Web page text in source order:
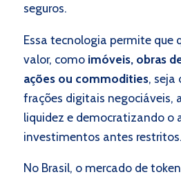
seguros.
Essa tecnologia permite que
valor, como imóveis, obras
ações ou commodities, seja
frações digitais negociáveis,
liquidez e democratizando o
investimentos antes restritos.
No Brasil, o mercado de